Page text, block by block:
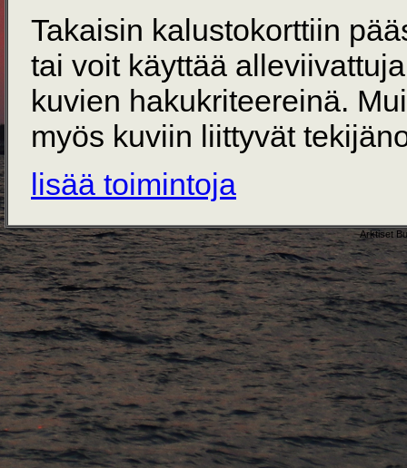
Takaisin kalustokorttiin
tai voit käyttää
kuvien hakukriteereinä.
myös kuviin liittyvät
lisää toimintoja
Arktiset